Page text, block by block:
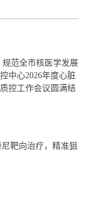
范全市核医学发展
中心2026年度心脏
控工作会议圆满结
尼靶向治疗，精准狙